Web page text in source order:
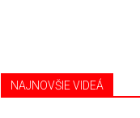
NAJNOVŠIE VIDEÁ